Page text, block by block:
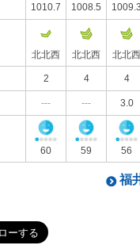
1010.7 1008.5
北北西 北北西 北北西
2 4 4
--- --- 3.0
60 59 56
福